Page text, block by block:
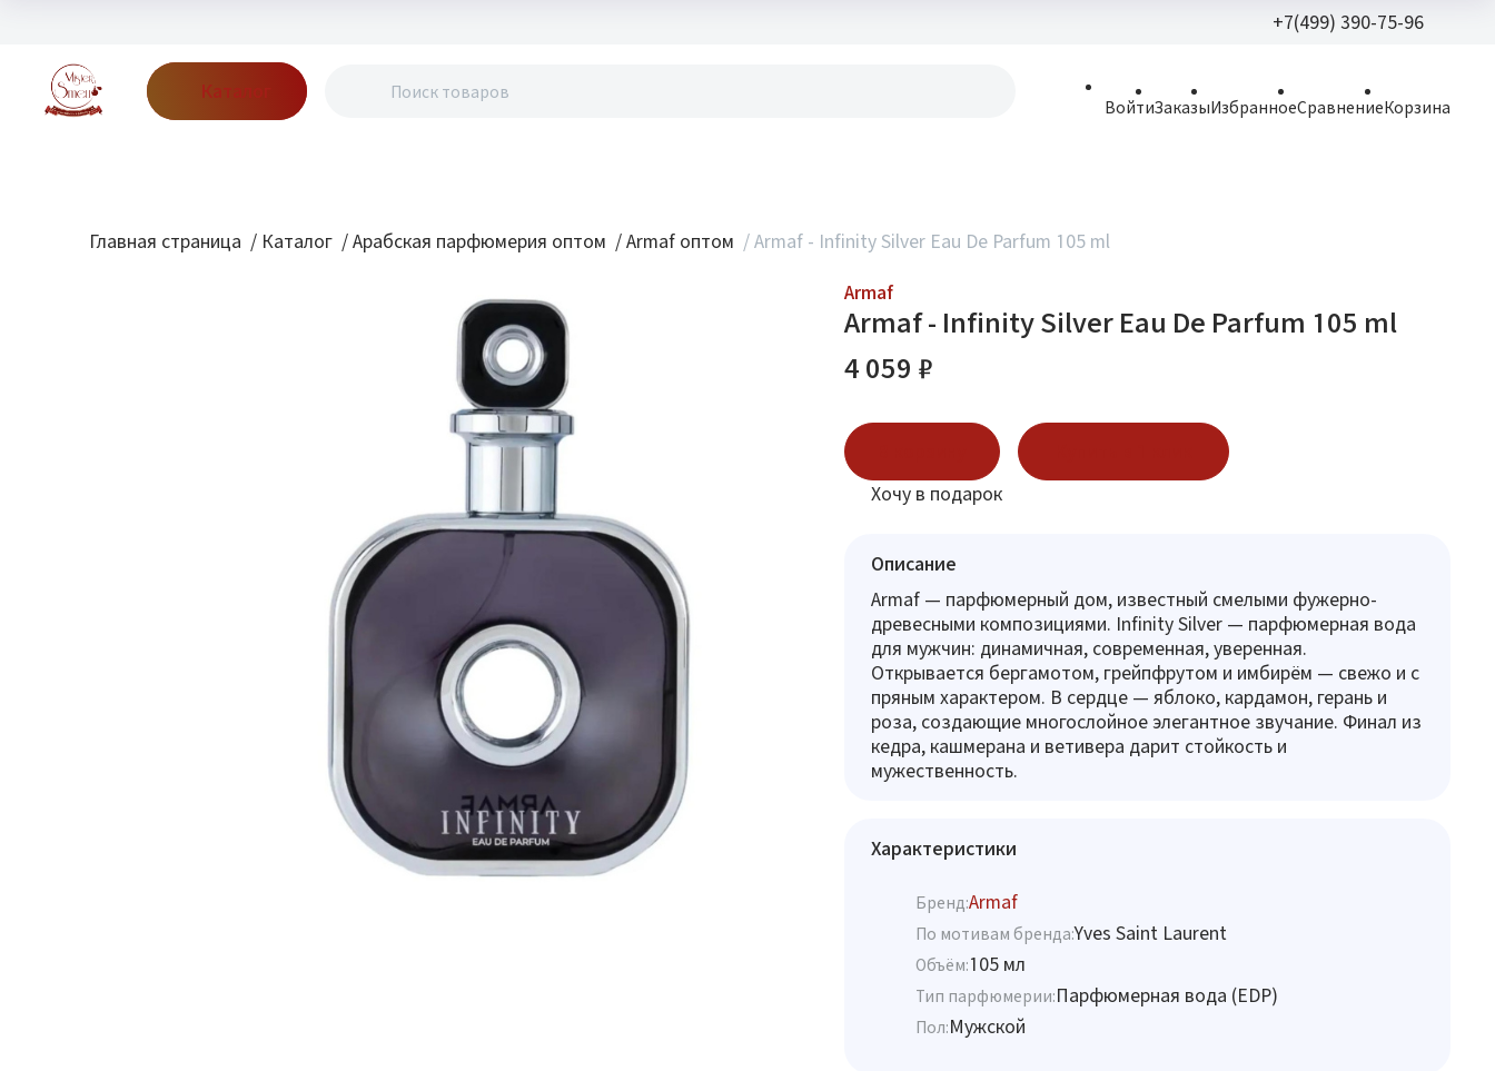
+7(499) 390-75-96
Каталог
ВойтиЗаказыИзбранноеСравнениеКорзина
Главная страница / Каталог / Арабская парфюмерия оптом / Armaf оптом / Armaf - Infinity Silver Eau De Parfum 105 ml
Armaf
Armaf - Infinity Silver Eau De Parfum 105 ml
4 059 ₽
Хочу в подарок
Описание
Armaf — парфюмерный дом, известный смелыми фужерно-
древесными композициями. Infinity Silver — парфюмерная вода
для мужчин: динамичная, современная, уверенная.
Открывается бергамотом, грейпфрутом и имбирём — свежо и с
пряным характером. В сердце — яблоко, кардамон, герань и
роза, создающие многослойное элегантное звучание. Финал из
кедра, кашмерана и ветивера дарит стойкость и
мужественность.
Характеристики
Бренд:Armaf
По мотивам бренда:Yves Saint Laurent
Объём:105 мл
Тип парфюмерии:Парфюмерная вода (EDP)
Пол:Мужской